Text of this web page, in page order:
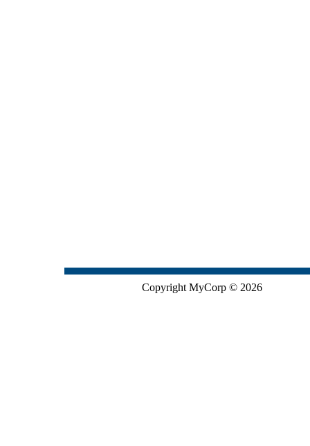
Copyright MyCorp © 2026